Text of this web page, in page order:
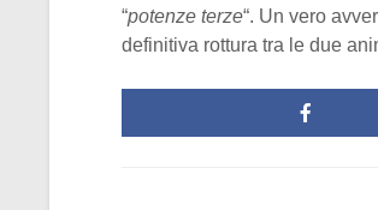
“potenze terze“. Un vero
definitiva rottura tra le due